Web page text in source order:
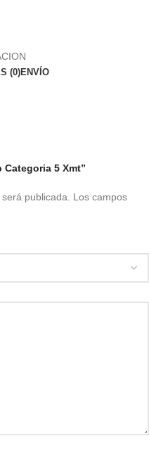
(0)ENVÍO
Categoria 5 Xmt”
publicada. Los campos